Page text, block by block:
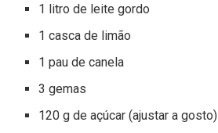
1 litro de leite gordo
1 casca de limão
1 pau de canela
3 gemas
120 g de açúcar (ajustar a gosto)